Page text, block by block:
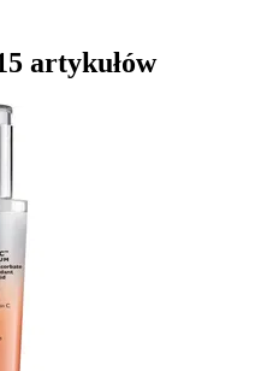
artykułów